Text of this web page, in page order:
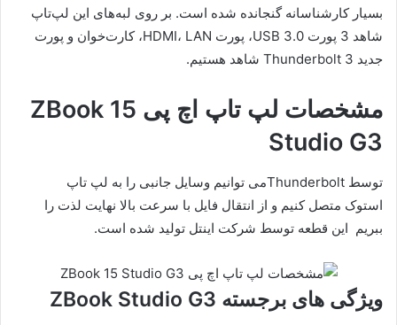
بسیار کارشناسانه گنجانده شده است. بر روی لبه‌های این لپ‌تاپ
شاهد 3 پورت USB 3.0، پورت HDMI، LAN، کارت‌خوان و پورت
جدید Thunderbolt 3 شاهد هستیم.
مشخصات لپ تاپ اچ پی ZBook 15
Studio G3
توسط Thunderboltمی توانیم وسایل جانبی را به لپ تاپ
استوک متصل کنیم و از انتقال فایل با سرعت بالا نهایت لذت را
ببریم این قطعه توسط شرکت اینتل تولید شده است.
ویژگی های برجسته ZBook Studio G3